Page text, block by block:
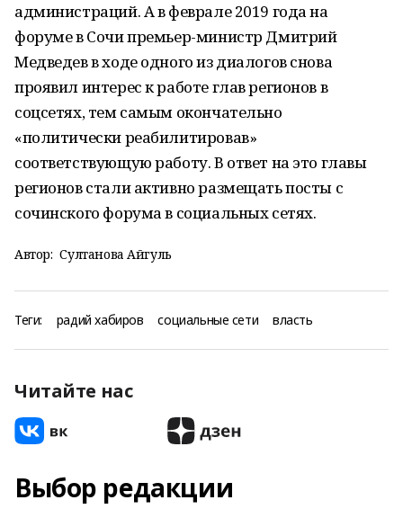
администраций. А в феврале 2019 года на
форуме в Сочи премьер-министр Дмитрий
Медведев в ходе одного из диалогов снова
проявил интерес к работе глав регионов в
соцсетях, тем самым окончательно
«политически реабилитировав»
соответствующую работу. В ответ на это главы
регионов стали активно размещать посты с
сочинского форума в социальных сетях.
Автор: Султанова Айгуль
Теги: радий хабиров социальные сети власть
Читайте нас
Выбор редакции